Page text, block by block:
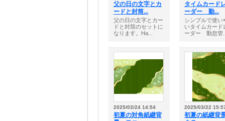
父の日の文字とカ
ードと封筒...
父の日の文字とカー
ドと封筒のセットに
なります。Ha...
タイムカード
ーダー 勤...
シンプルで使い
いタイムカード
ーダー 勤怠管
2025/03/24 14:54
初夏の対角紙継背
2025/03/22
初夏の紙継背